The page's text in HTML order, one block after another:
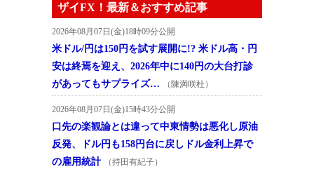
ザイFX！最新＆おすすめ記事
2026年08月07日(金)18時09分公開
米ドル/円は150円を試す展開に!? 米ドル高・円
安は終焉を迎え、2026年中に140円の大台打診
があってもサプライズ…
（陳満咲杜）
2026年08月07日(金)15時43分公開
口先の楽観論とは違って中東情勢は悪化し原油
反発、ドル円も158円台に戻しドル金利上昇で
の雇用統計
（持田有紀子）